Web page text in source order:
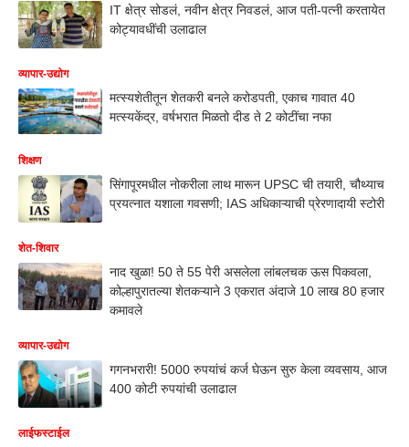
IT क्षेत्र सोडलं, नवीन क्षेत्र निवडलं, आज पती-पत्नी करतायेत
कोट्यावधींची उलाढाल
व्यापार-उद्योग
मत्स्यशेतीतून शेतकरी बनले करोडपती, एकाच गावात 40
मत्स्यकेंद्र, वर्षभरात मिळतो दीड ते 2 कोटींचा नफा
शिक्षण
सिंगापूरमधील नोकरीला लाथ मारून UPSC ची तयारी, चौथ्याच
प्रयत्नात यशाला गवसणी; IAS अधिकाऱ्याची प्रेरणादायी स्टोरी
शेत-शिवार
नाद खुळा! 50 ते 55 पेरी असलेला लांबलचक ऊस पिकवला,
कोल्हापुरातल्या शेतकऱ्याने 3 एकरात अंदाजे 10 लाख 80 हजार
कमावले
व्यापार-उद्योग
गगनभरारी! 5000 रुपयांचं कर्ज घेऊन सुरु केला व्यवसाय, आज
400 कोटी रुपयांची उलाढाल
लाईफस्टाईल